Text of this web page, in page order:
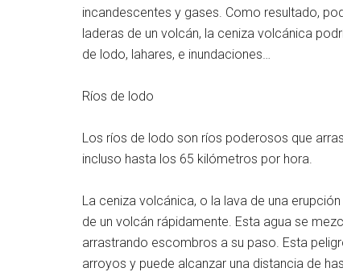
incandescentes y gases. Como resultado,
laderas de un volcán, la ceniza volcánica
de lodo, lahares, e inundaciones…
Ríos de lodo
Los ríos de lodo son ríos poderosos que
incluso hasta los 65 kilómetros por hora.
La ceniza volcánica, o la lava de una
de un volcán rápidamente. Esta agua se
arrastrando escombros a su paso. Esta
arroyos y puede alcanzar una distancia de